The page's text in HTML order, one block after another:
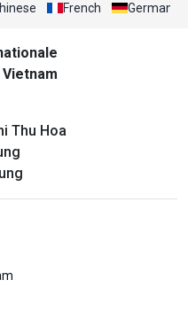
French German
Vietnam
Thu Hoa